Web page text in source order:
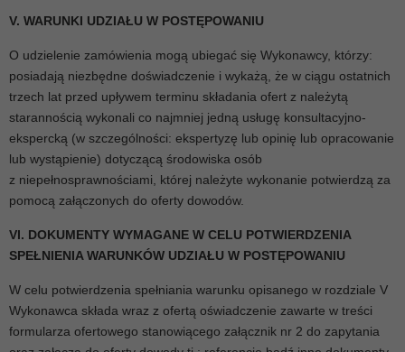
V. WARUNKI UDZIAŁU W POSTĘPOWANIU
O udzielenie zamówienia mogą ubiegać się Wykonawcy, którzy:
posiadają niezbędne doświadczenie i wykażą, że w ciągu ostatnich
trzech lat przed upływem terminu składania ofert z należytą
starannością wykonali co najmniej jedną usługę konsultacyjno-
ekspercką (w szczególności: ekspertyzę lub opinię lub opracowanie
lub wystąpienie) dotyczącą środowiska osób
z niepełnosprawnościami, której należyte wykonanie potwierdzą za
pomocą załączonych do oferty dowodów.
VI. DOKUMENTY WYMAGANE W CELU POTWIERDZENIA
SPEŁNIENIA WARUNKÓW UDZIAŁU W POSTĘPOWANIU
W celu potwierdzenia spełniania warunku opisanego w rozdziale V
Wykonawca składa wraz z ofertą oświadczenie zawarte w treści
formularza ofertowego stanowiącego załącznik nr 2 do zapytania